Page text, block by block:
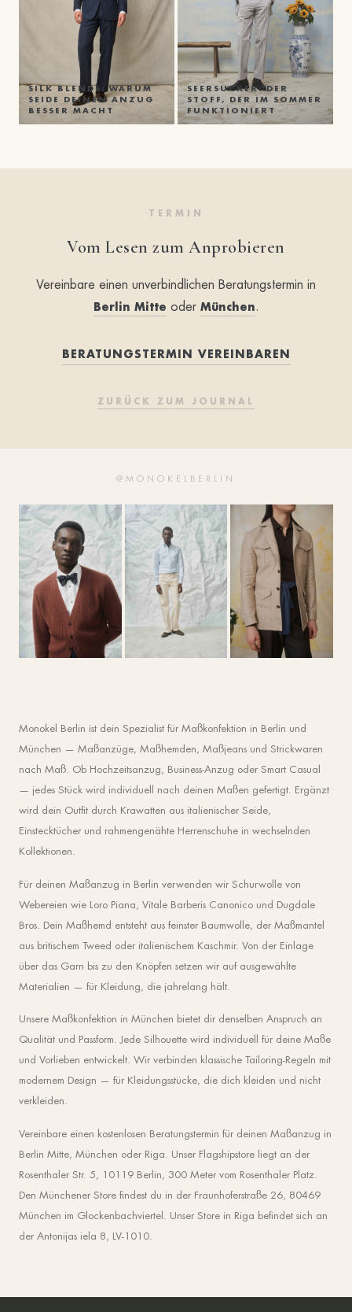
SILK BLENDS: WARUM
SEIDE DEINEN ANZUG
BESSER MACHT
SEERSUCKER: DER
STOFF, DER IM SOMMER
FUNKTIONIERT
TERMIN
Vom Lesen zum Anprobieren
Vereinbare einen unverbindlichen Beratungstermin in
Berlin Mitte oder München.
BERATUNGSTERMIN VEREINBAREN
ZURÜCK ZUM JOURNAL
@MONOKELBERLIN
Monokel Berlin ist dein Spezialist für Maßkonfektion in Berlin und
München — Maßanzüge, Maßhemden, Maßjeans und Strickwaren
nach Maß. Ob Hochzeitsanzug, Business-Anzug oder Smart Casual
— jedes Stück wird individuell nach deinen Maßen gefertigt. Ergänzt
wird dein Outfit durch Krawatten aus italienischer Seide,
Einstecktücher und rahmengenähte Herrenschuhe in wechselnden
Kollektionen.
Für deinen Maßanzug in Berlin verwenden wir Schurwolle von
Webereien wie Loro Piana, Vitale Barberis Canonico und Dugdale
Bros. Dein Maßhemd entsteht aus feinster Baumwolle, der Maßmantel
aus britischem Tweed oder italienischem Kaschmir. Von der Einlage
über das Garn bis zu den Knöpfen setzen wir auf ausgewählte
Materialien — für Kleidung, die jahrelang hält.
Unsere Maßkonfektion in München bietet dir denselben Anspruch an
Qualität und Passform. Jede Silhouette wird individuell für deine Maße
und Vorlieben entwickelt. Wir verbinden klassische Tailoring-Regeln mit
modernem Design — für Kleidungsstücke, die dich kleiden und nicht
verkleiden.
Vereinbare einen kostenlosen Beratungstermin für deinen Maßanzug in
Berlin Mitte, München oder Riga. Unser Flagshipstore liegt an der
Rosenthaler Str. 5, 10119 Berlin, 300 Meter vom Rosenthaler Platz.
Den Münchener Store findest du in der Fraunhoferstraße 26, 80469
München im Glockenbachviertel. Unser Store in Riga befindet sich an
der Antonijas iela 8, LV-1010.